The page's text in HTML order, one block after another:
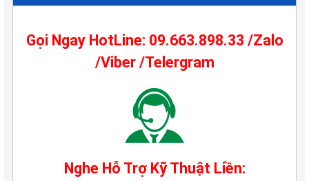
Gọi Ngay HotLine: 09.663.898.33 /Zalo
/Viber /Telergram
Nghe Hỗ Trợ Kỹ Thuật Liền: